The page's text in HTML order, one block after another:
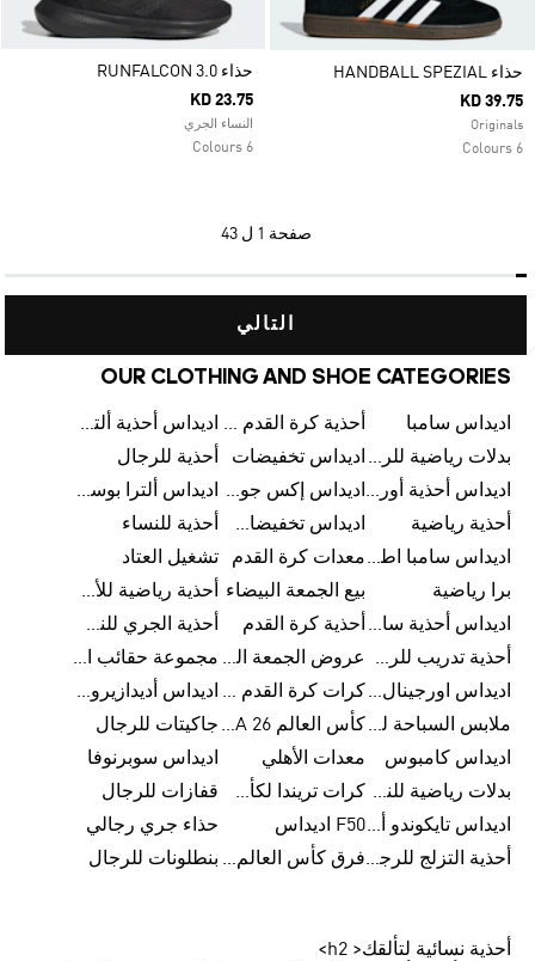
حذاء HANDBALL SPEZIAL
KD 39.75
Originals
6 Colours
حذاء RUNFALCON 3.0
KD 23.75
النساء الجري
6 Colours
صفحة 1 ل 43
التالي
OUR CLOTHING AND SHOE CATEGORIES
اديداس سامبا أحذية كرة القدم للرجال
اديداس أحذية ألترا بوست للرجال
بدلات رياضية للرجال اديداس تخفيضات
أحذية للرجال
اديداس أحذية أورجينالز
اديداس إكس جود بيلينغهام
اديداس ألترا بوست
أحذية رياضية
اديداس تخفيضات للأطفال
أحذية للنساء
اديداس سامبا اطفالمعدات كرة القدم
تشغيل العتاد
برا رياضية
بيع الجمعة البيضاء
أحذية رياضية للأطفال
اديداس أحذية سامبا للنساء أحذية كرة القدم
أحذية الجري للنساء
أحذية تدريب للرجال
عروض الجمعة البيضاء للرجال
مجموعة حقائب الظهر
اديداس اورجينال ملابس
كرات كرة القدم للرجال
اديداس أديدازيرو معدات الجري
ملابس السباحة للرجال
كأس العالم FIFA 26™ جاكيتات للرجال
اديداس كامبوس
معدات الأهلي
اديداس سوبرنوفا
بدلات رياضية للنساء
كرات تريندا لكأس العالم FIFA 26™
قفازات للرجال
اديداس تايكوندو أورجنالزF50 اديداس
حذاء جري رجالي
أحذية التزلج للرجال
فرق كأس العالم FIFA 26™ بنطلونات للرجال
أحذية نسائية لتألقك< h2>